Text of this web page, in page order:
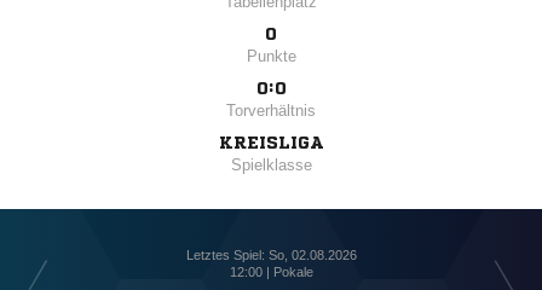
0
Punkte
0:0
Torverhältnis
KREISLIGA
Spielklasse
Letztes Spiel: So, 02.08.2026
12:00 | Pokale